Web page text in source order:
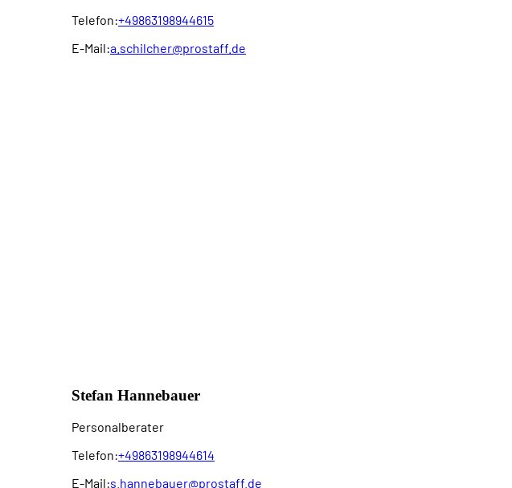
Telefon:+49863198944615
E-Mail:a.schilcher@prostaff.de
Stefan Hannebauer
Personalberater
Telefon:+49863198944614
E-Mail:s.hannebauer@prostaff.de